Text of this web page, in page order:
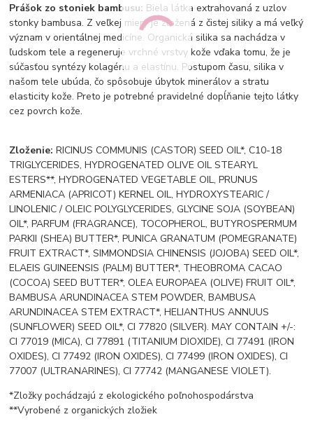
Prášok zo stoniek bambusu: Biela látka extrahovaná z uzlov
stonky bambusa. Z veľkej miery je zložená z čistej siliky a má veľký
význam v orientálnej medicíne. Organická silika sa nachádza v
ľudskom tele a regeneruje vrchné vrstvy kože vďaka tomu, že je
súčasťou syntézy kolagénu a elastínu. Postupom času, silika v
našom tele ubúda, čo spôsobuje úbytok minerálov a stratu
elasticity kože. Preto je potrebné pravidelné dopĺňanie tejto látky
cez povrch kože.
Zloženie:RICINUS COMMUNIS (CASTOR) SEED OIL*, C10-18
TRIGLYCERIDES, HYDROGENATED OLIVE OIL STEARYL
ESTERS**, HYDROGENATED VEGETABLE OIL, PRUNUS
ARMENIACA (APRICOT) KERNEL OIL, HYDROXYSTEARIC /
LINOLENIC / OLEIC POLYGLYCERIDES, GLYCINE SOJA (SOYBEAN)
OIL*, PARFUM (FRAGRANCE), TOCOPHEROL, BUTYROSPERMUM
PARKII (SHEA) BUTTER*, PUNICA GRANATUM (POMEGRANATE)
FRUIT EXTRACT*, SIMMONDSIA CHINENSIS (JOJOBA) SEED OIL*,
ELAEIS GUINEENSIS (PALM) BUTTER*, THEOBROMA CACAO
(COCOA) SEED BUTTER*, OLEA EUROPAEA (OLIVE) FRUIT OIL*,
BAMBUSA ARUNDINACEA STEM POWDER, BAMBUSA
ARUNDINACEA STEM EXTRACT*, HELIANTHUS ANNUUS
(SUNFLOWER) SEED OIL*, CI 77820 (SILVER). MAY CONTAIN +/-:
CI 77019 (MICA), CI 77891 (TITANIUM DIOXIDE), CI 77491 (IRON
OXIDES), CI 77492 (IRON OXIDES), CI 77499 (IRON OXIDES), CI
77007 (ULTRANARINES), CI 77742 (MANGANESE VIOLET).
*Zložky pochádzajú z ekologického poľnohospodárstva
**Vyrobené z organických zložiek